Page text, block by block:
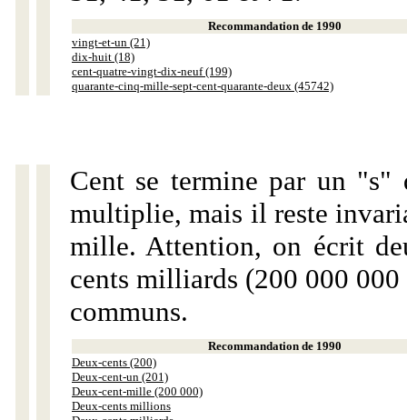
Recommandation de 1990
vingt-et-un (21)
dix-huit (18)
cent-quatre-vingt-dix-neuf (199)
quarante-cinq-mille-sept-cent-quarante-deux (45742)
Cent se termine par un "s"
multiplie, mais il reste
mille. Attention, on écrit
cents milliards (200 000
communs.
Recommandation de 1990
Deux-cents (200)
Deux-cent-un (201)
Deux-cent-mille (200 000)
Deux-cents millions